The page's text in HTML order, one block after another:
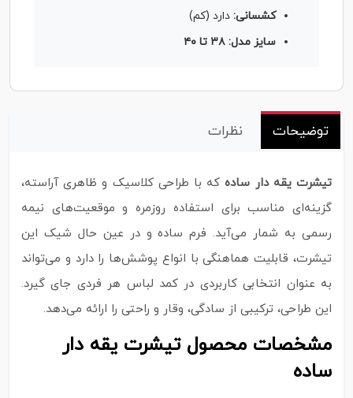
کشسانی: دارد (کم)
سایز مدل: ۳۸ تا ۴۰
توضیحات نظرات
تیشرت یقه‌ دار ساده‌که با طراحی کلاسیک و ظاهری آراسته،
گزینه‌ای مناسب برای استفاده روزمره و موقعیت‌های نیمه‌
رسمی به شمار می‌آید. فرم ساده و در عین حال شیک این
تیشرت، قابلیت هماهنگی با انواع پوشش‌ها را دارد و می‌تواند
به عنوان انتخابی کاربردی در کمد لباس هر فردی جای گیرد.
این طراحی، ترکیبی از سادگی، وقار و راحتی را ارائه می‌دهد.
مشخصات محصول تیشرت یقه‌ دار
ساده‌